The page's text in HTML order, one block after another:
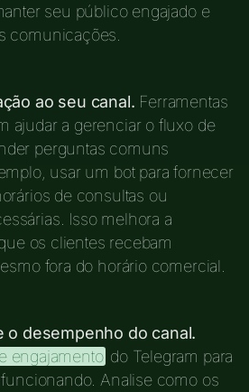
seu público engajado e
comunicações.
ao seu canal. Ferramentas
ajudar a gerenciar o fluxo de
perguntas comuns
usar um bot para fornecer
de consultas ou
Isso melhora a
os clientes recebam
fora do horário comercial.
o desempenho do canal.
engajamento do Telegram para
Analise como os